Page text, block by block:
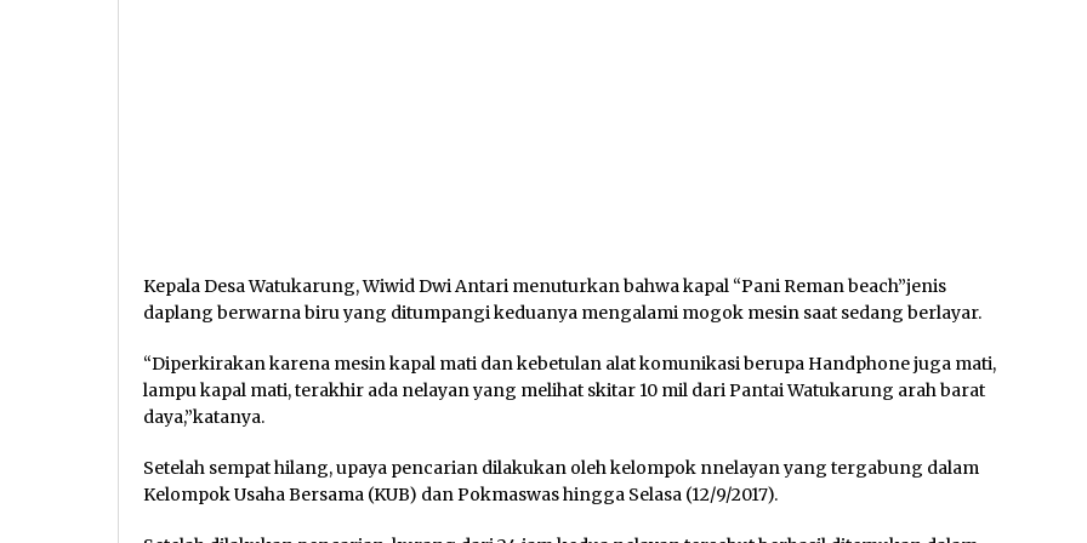
Kepala Desa Watukarung, Wiwid Dwi Antari menuturkan bahwa kapal “Pani Reman beach”jenis
daplang berwarna biru yang ditumpangi keduanya mengalami mogok mesin saat sedang berlayar.
“Diperkirakan karena mesin kapal mati dan kebetulan alat komunikasi berupa Handphone juga mati,
lampu kapal mati, terakhir ada nelayan yang melihat skitar 10 mil dari Pantai Watukarung arah barat
daya,”katanya.
Setelah sempat hilang, upaya pencarian dilakukan oleh kelompok nnelayan yang tergabung dalam
Kelompok Usaha Bersama (KUB) dan Pokmaswas hingga Selasa (12/9/2017).